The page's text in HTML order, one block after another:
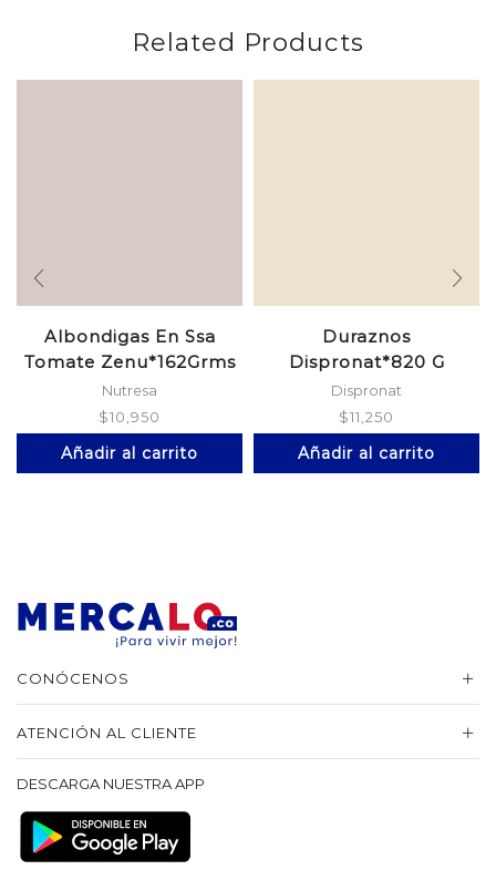
Related Products
Albondigas En Ssa
Tomate Zenu*162Grms
Nutresa
$10,950
Añadir al carrito
Duraznos
Dispronat*820 G
Dispronat
$11,250
Añadir al carrito
CONÓCENOS
ATENCIÓN AL CLIENTE
DESCARGA NUESTRA APP